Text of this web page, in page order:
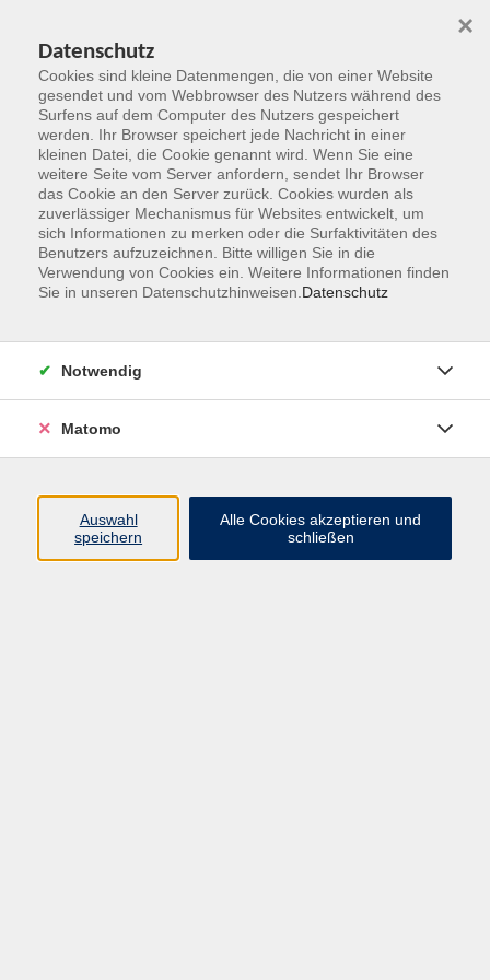
Zum Hauptinhalt springen
Der Kurs konnte nicht gefunden werden.
Erich-Kästner-Str. 5
65232 Taunusstein
info@vhs-rtk.de
Tel: 06128-92770
Datenschutz
Cookies sind kleine Datenmengen, die von einer Website
gesendet und vom Webbrowser des Nutzers während des
Surfens auf dem Computer des Nutzers gespeichert
werden. Ihr Browser speichert jede Nachricht in einer
kleinen Datei, die Cookie genannt wird. Wenn Sie eine
weitere Seite vom Server anfordern, sendet Ihr Browser
das Cookie an den Server zurück. Cookies wurden als
zuverlässiger Mechanismus für Websites entwickelt, um
sich Informationen zu merken oder die Surfaktivitäten des
Benutzers aufzuzeichnen. Bitte willigen Sie in die
Verwendung von Cookies ein. Weitere Informationen finden
Sie in unseren Datenschutzhinweisen. Datenschutz
×
Notwendig
Matomo
Auswahl
speichern
Alle Cookies akzeptieren und
schließen